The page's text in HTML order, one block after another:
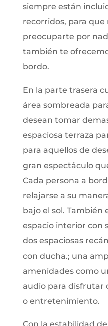
siempre están
recorridos, para
preocuparte por
también te
bordo.
En la parte trasera
área sombreada
desean tomar
espaciosa terraza
para aquellos de
gran espectáculo
Cada persona a
relajarse a su
bajo el sol.
espacio interior con
dos espaciosas
con ducha.; una
amenidades como
audio para disfrutar
o entretenimiento.
Con la estabilidad